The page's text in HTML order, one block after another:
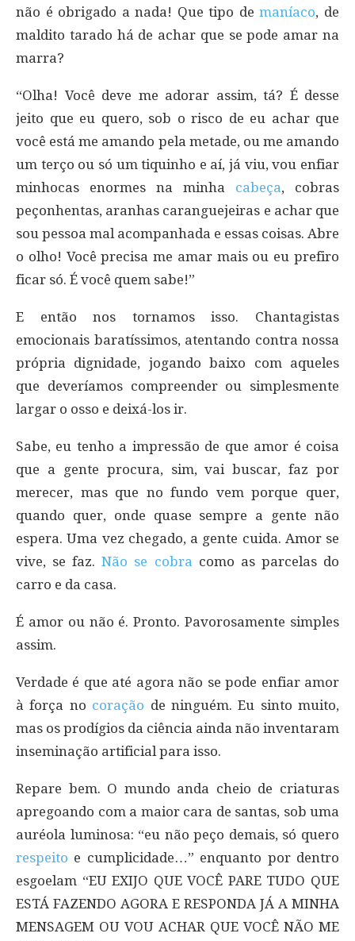
não é obrigado a nada! Que tipo demaníaco, de
maldito tarado há de achar que se pode amar na
marra?
“Olha! Você deve me adorar assim, tá? É desse
jeito que eu quero, sob o risco de eu achar que
você está me amando pela metade, ou me amando
um terço ou só um tiquinho e aí, já viu, vou enfiar
minhocas enormes na minha cabeça, cobras
peçonhentas, aranhas caranguejeiras e achar que
sou pessoa mal acompanhada e essas coisas. Abre
o olho! Você precisa me amar mais ou eu prefiro
ficar só. É você quem sabe!”
E então nos tornamos isso. Chantagistas
emocionais baratíssimos, atentando contra nossa
própria dignidade, jogando baixo com aqueles
que deveríamos compreender ou simplesmente
largar o osso e deixá-los ir.
Sabe, eu tenho a impressão de que amor é coisa
que a gente procura, sim, vai buscar, faz por
merecer, mas que no fundo vem porque quer,
quando quer, onde quase sempre a gente não
espera. Uma vez chegado, a gente cuida. Amor se
vive, se faz.Não se cobra como as parcelas do
carro e da casa.
É amor ou não é. Pronto. Pavorosamente simples
assim.
Verdade é que até agora não se pode enfiar amor
à força no coração de ninguém. Eu sinto muito,
mas os prodígios da ciência ainda não inventaram
inseminação artificial para isso.
Repare bem. O mundo anda cheio de criaturas
apregoando com a maior cara de santas, sob uma
auréola luminosa: “eu não peço demais, só quero
respeito e cumplicidade…” enquanto por dentro
esgoelam “EU EXIJO QUE VOCÊ PARE TUDO QUE
ESTÁ FAZENDO AGORA E RESPONDA JÁ A MINHA
MENSAGEM OU VOU ACHAR QUE VOCÊ NÃO ME